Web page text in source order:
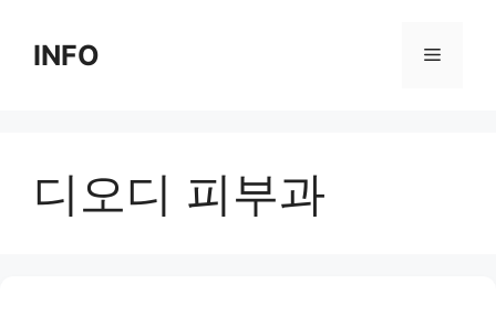
contentINFO Menu
디오디 피부과